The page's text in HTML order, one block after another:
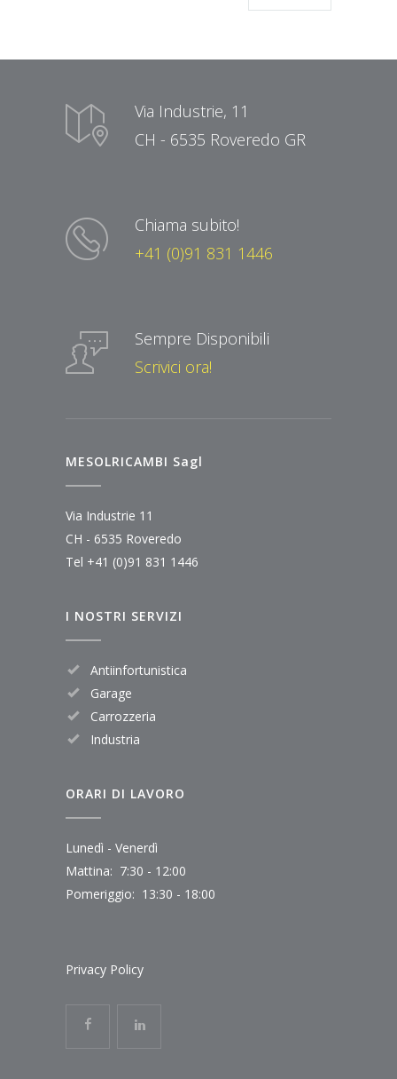
Via Industrie, 11
CH - 6535 Roveredo GR
Chiama subito!
+41 (0)91 831 1446
Sempre Disponibili
Scrivici ora!
MESOLRICAMBI Sagl
Via Industrie 11
CH - 6535 Roveredo
Tel +41 (0)91 831 1446
I NOSTRI SERVIZI
Antiinfortunistica
Garage
Carrozzeria
Industria
ORARI DI LAVORO
Lunedì - Venerdì
Mattina: 7:30 - 12:00
Pomeriggio: 13:30 - 18:00
Privacy Policy